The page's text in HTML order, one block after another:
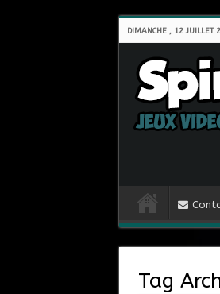
DIMANCHE , 12 JUILLET
Tag